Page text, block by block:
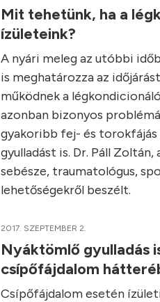
Mit tehetünk, ha a
ízületeink?
A nyári meleg az utóbbi
is meghatározza az
működnek a
azonban bizonyos
gyakoribb fej- és
gyulladást is. Dr. Páll
sebésze, traumatológus,
lehetőségekről beszélt.
2017. SZEPTEMBER 2.
Nyáktömlő gyulladás
csípőfájdalom
Csípőfájdalom esetén